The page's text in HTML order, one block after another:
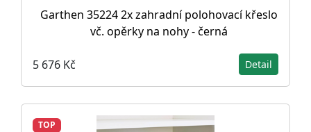
Garthen 35224 2x zahradní polohovací křeslo
vč. opěrky na nohy - černá
5 676 Kč Detail
TOP